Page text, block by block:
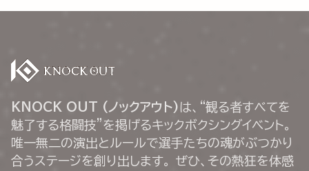
KNOCK OUT (ノックアウト) は、“観る者すべてを
魅了する格闘技”を掲げるキックボクシングイベント。
唯一無二の演出とルールで選手たちの魂がぶつかり
合うステージを創り出します。 ぜひ、その熱狂を体感